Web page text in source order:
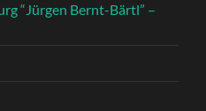
“Jürgen Bernt-Bärtl” –